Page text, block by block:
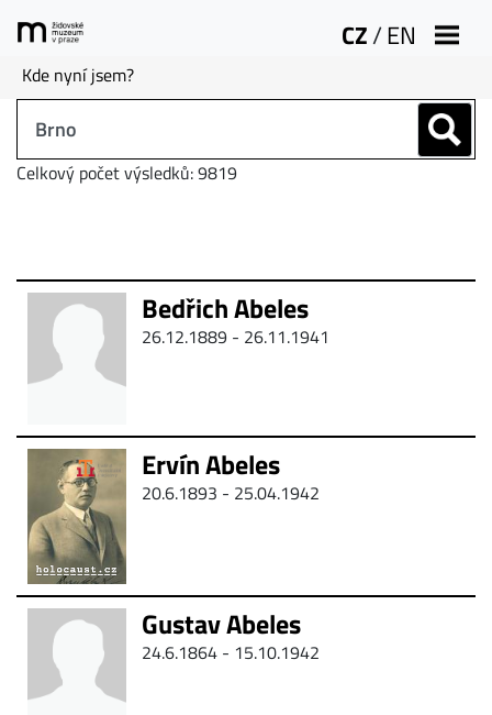
CZ/EN
Kde nyní jsem?
Celkový počet výsledků: 9819
Bedřich Abeles
26.12.1889 - 26.11.1941
Ervín Abeles
20.6.1893 - 25.04.1942
Gustav Abeles
24.6.1864 - 15.10.1942